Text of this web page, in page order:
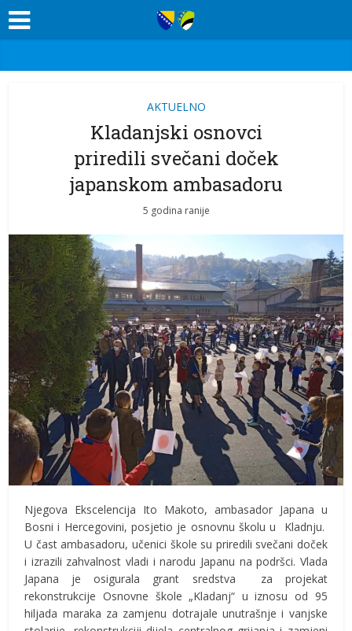
AKTUELNO
Kladanjski osnovci
priredili svečani doček
japanskom ambasadoru
5 godina ranije
Njegova Ekscelencija Ito Makoto, ambasador Japana u
Bosni i Hercegovini, posjetio je osnovnu školu u Kladnju.
U čast ambasadoru, učenici škole su priredili svečani doček
i izrazili zahvalnost vladi i narodu Japanu na podršci. Vlada
Japana je osigurala grant sredstva za projekat
rekonstrukcije Osnovne škole „Kladanj“ u iznosu od 95
hiljada maraka za zamjenu dotrajale unutrašnje i vanjske